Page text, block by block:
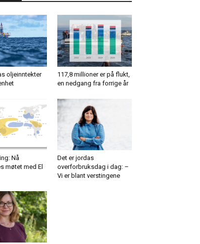
oljeinntekter
117,8 millioner er på flukt,
en nedgang fra forrige år
Nå
møtet med El
Det er jordas
overforbruksdag i dag: –
Vi er blant verstingene